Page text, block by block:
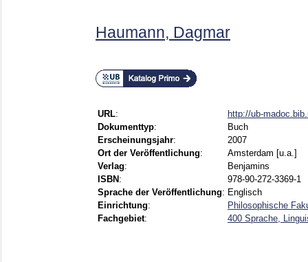
Haumann, Dagmar
URL:
http://ub-
Dokumenttyp:
Buch
Erscheinungsjahr:
2007
Ort der Veröffentlichung:
Amsterdam [u.a.]
Verlag:
Benjamins
ISBN :
978-90-272-3369-1
Sprache der Veröffentlichung: Englisch
Einrichtung:
Philosophische
Fachgebiet: 400 Sprache,